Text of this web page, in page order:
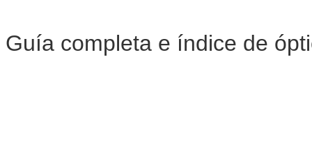
Guía completa e índice de